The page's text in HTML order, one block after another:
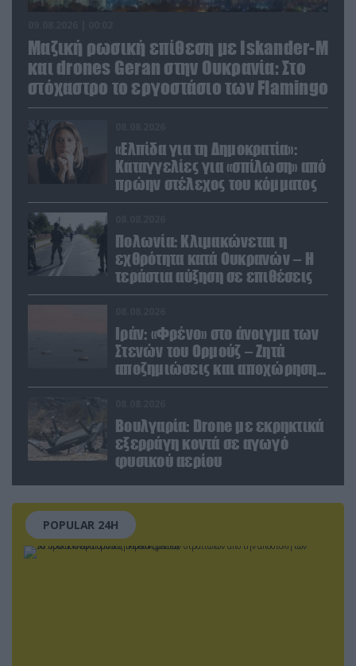
Μαζική ρωσική επίθεση με Iskander-M
και drones Geran στην Ουκρανία: Στο
στόχαστρο το εργοστάσιο των Flamingo
«Ελπίδα για τη Δημοκρατία»:
Καταγγελίες για «σπίλωση» από
πρώην στέλεχος του κόμματος
Πολωνία: Κλιμακώνεται η
εχθρότητα κατά Ουκρανών – Η
τεράστια αύξηση σε επιθέσεις
Ιράν: «Φρένο» στο άνοιγμα των
Στενών του Ορμούζ – Ζητά
αποζημιώσεις και αποχώρηση
των ΗΠΑ
Βουλγαρία: Drone με εκρηκτικά
εξερράγη κοντά σε αγωγό
φυσικού αερίου
POPULAR 24H